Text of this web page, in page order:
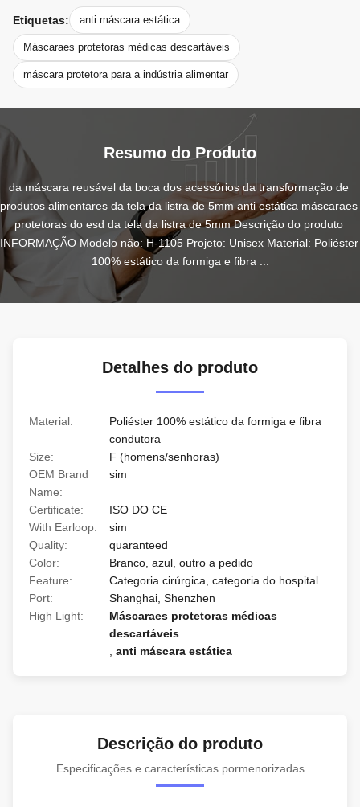
Etiquetas: anti máscara estática
Máscaraes protetoras médicas descartáveis
máscara protetora para a indústria alimentar
Resumo do Produto
da máscara reusável da boca dos acessórios da transformação de
produtos alimentares da tela da listra de 5mm anti estática máscaraes
protetoras do esd da tela da listra de 5mm Descrição do produto
INFORMAÇÃO Modelo não: H-1105 Projeto: Unisex Material: Poliéster
100% estático da formiga e fibra ...
Detalhes do produto
Material:
Poliéster 100% estático da formiga e fibra
condutora
Size:
F (homens/senhoras)
OEM Brand
Name:
sim
Certificate:
ISO DO CE
With Earloop:
sim
Quality:
quaranteed
Color:
Branco, azul, outro a pedido
Feature:
Categoria cirúrgica, categoria do hospital
Port:
Shanghai, Shenzhen
High Light:
Máscaraes protetoras médicas
descartáveis
anti máscara estática
Descrição do produto
Especificações e características pormenorizadas